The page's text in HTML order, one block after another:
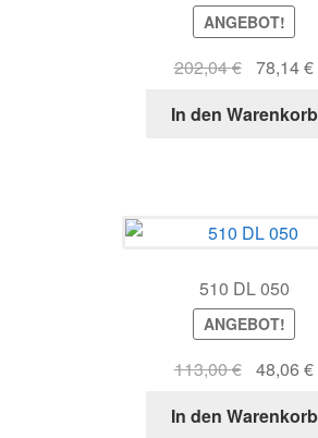
ANGEBOT!
202,04€
war:
78,14€
In den Warenkorb
510 DL 050
ANGEBOT!
113,00€
war:
48,06€
In den Warenkorb